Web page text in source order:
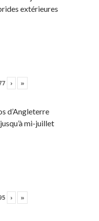
extérieures
› »
d’Angleterre
mi-juillet
› »